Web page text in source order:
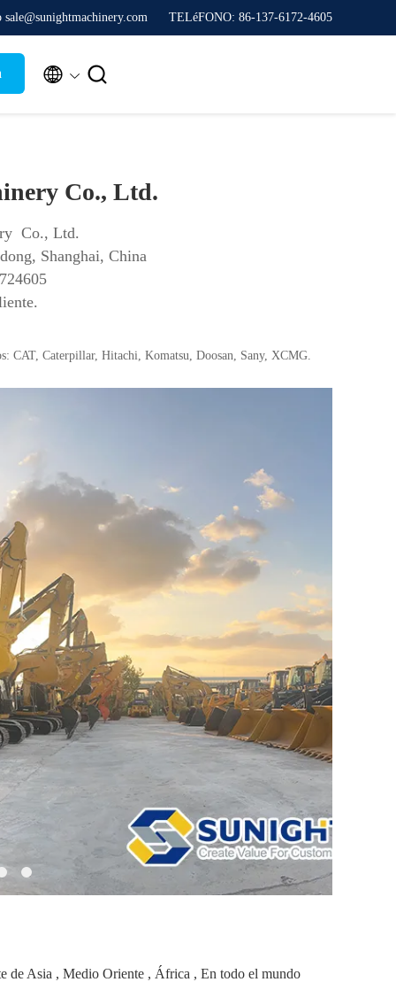
TELéFONO: 86-137-6172-4605
 
Co., Ltd.
Co., Ltd.
Shanghai, China
CAT, Caterpillar, Hitachi, Komatsu, Doosan, Sany, XCMG.
de Asia , Medio Oriente , África , En todo el mundo